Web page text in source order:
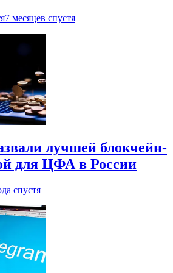
7 месяцев спустя
лучшей блокчейн-
для ЦФА в России
спустя